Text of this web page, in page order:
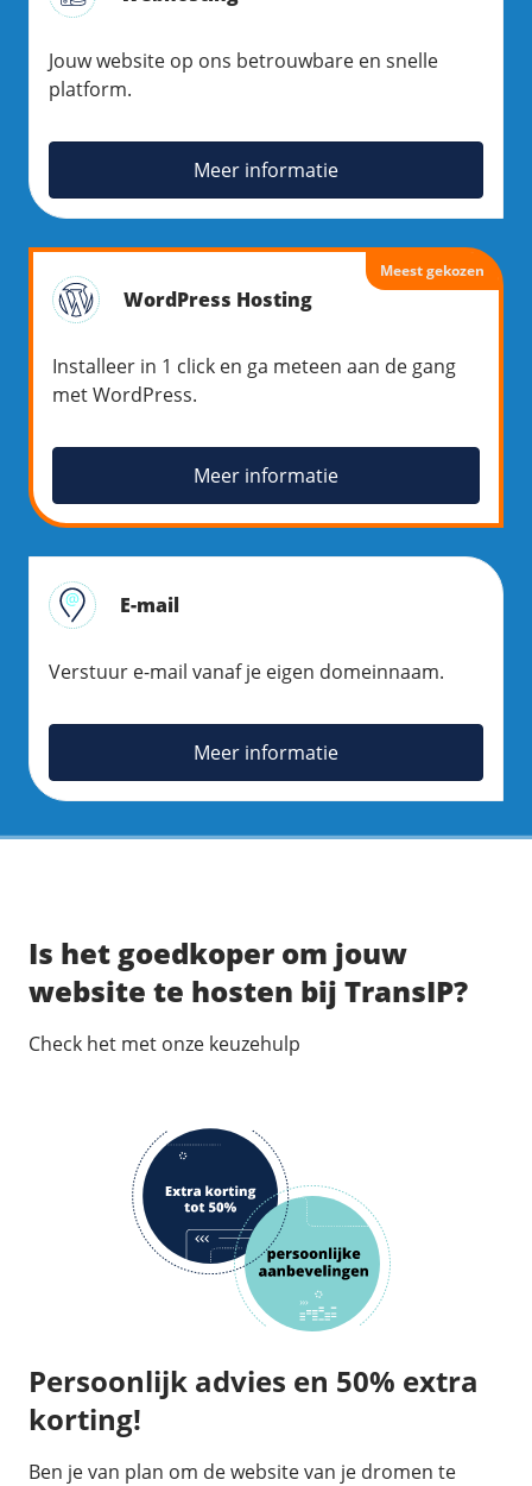
Jouw website op ons betrouwbare en snelle
platform.
Meer informatie
Meest gekozen
WordPress Hosting
Installeer in 1 click en ga meteen aan de gang
met WordPress.
Meer informatie
E-mail
Verstuur e-mail vanaf je eigen domeinnaam.
Meer informatie
Is het goedkoper om jouw
website te hosten bij TransIP?
Check het met onze keuzehulp
Persoonlijk advies en 50% extra
korting!
Ben je van plan om de website van je dromen te